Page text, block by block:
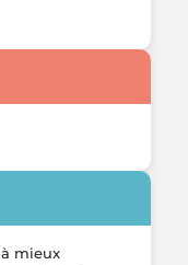
mieux